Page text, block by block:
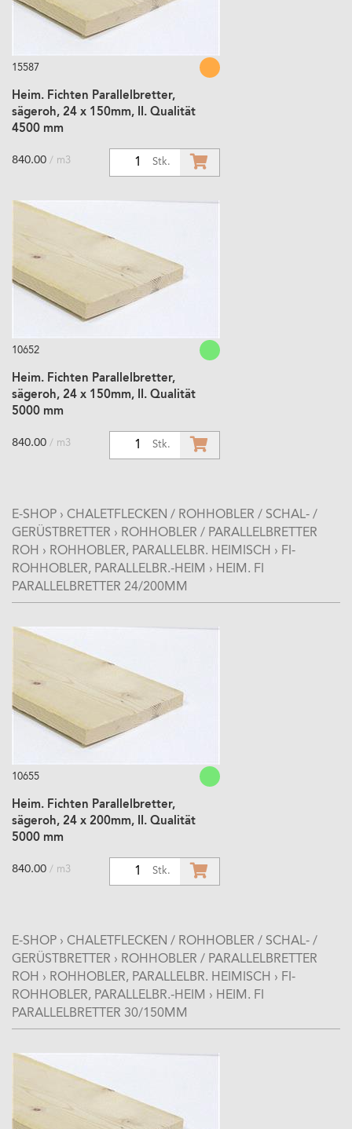
15587
Heim. Fichten Parallelbretter,
sägeroh, 24 x 150mm, II. Qualität
4500 mm
Stk.
840.00 / m3
10652
Heim. Fichten Parallelbretter,
sägeroh, 24 x 150mm, II. Qualität
5000 mm
Stk.
840.00 / m3
E-SHOP › CHALETFLECKEN / ROHHOBLER / SCHAL- /
GERÜSTBRETTER › ROHHOBLER / PARALLELBRETTER
ROH › ROHHOBLER, PARALLELBR. HEIMISCH › FI-
ROHHOBLER, PARALLELBR.-HEIM › HEIM. FI
PARALLELBRETTER 24/200MM
10655
Heim. Fichten Parallelbretter,
sägeroh, 24 x 200mm, II. Qualität
5000 mm
Stk.
840.00 / m3
E-SHOP › CHALETFLECKEN / ROHHOBLER / SCHAL- /
GERÜSTBRETTER › ROHHOBLER / PARALLELBRETTER
ROH › ROHHOBLER, PARALLELBR. HEIMISCH › FI-
ROHHOBLER, PARALLELBR.-HEIM › HEIM. FI
PARALLELBRETTER 30/150MM